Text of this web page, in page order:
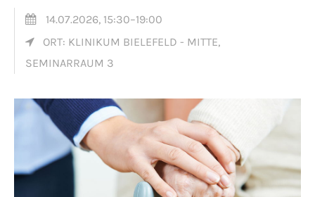
Register|Lost your password?
Support
Lorem ipsum dolor sit amet:
14.07.2026, 15:30–19:00
ORT: KLINIKUM BIELEFELD - MITTE,
SEMINARRAUM 3